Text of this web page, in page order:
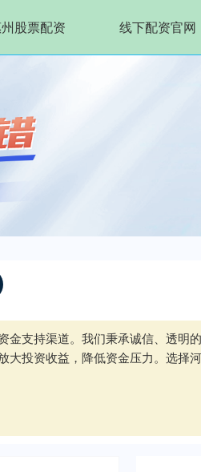
股票配资 线下配资官网
支持渠道。我们秉承诚信、透明
投资收益，降低资金压力。选择